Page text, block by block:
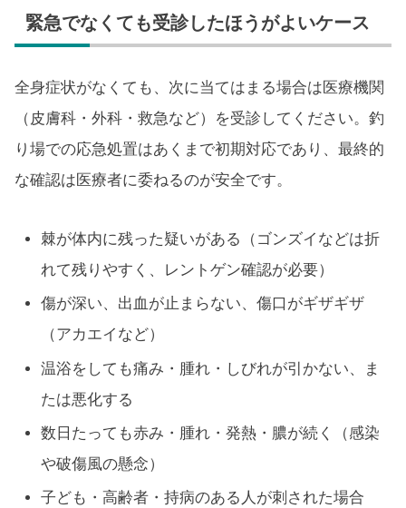
緊急でなくても受診したほうがよいケース
全身症状がなくても、次に当てはまる場合は医療機関
（皮膚科・外科・救急など）を受診してください。釣
り場での応急処置はあくまで初期対応であり、最終的
な確認は医療者に委ねるのが安全です。
棘が体内に残った疑いがある（ゴンズイなどは折
れて残りやすく、レントゲン確認が必要）
傷が深い、出血が止まらない、傷口がギザギザ
（アカエイなど）
温浴をしても痛み・腫れ・しびれが引かない、ま
たは悪化する
数日たっても赤み・腫れ・発熱・膿が続く（感染
や破傷風の懸念）
子ども・高齢者・持病のある人が刺された場合